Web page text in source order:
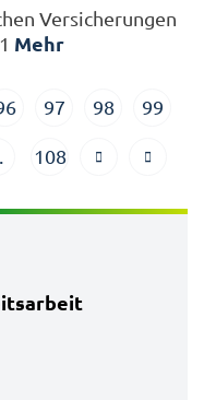
Versicherungen
Mehr
97 98 99
108